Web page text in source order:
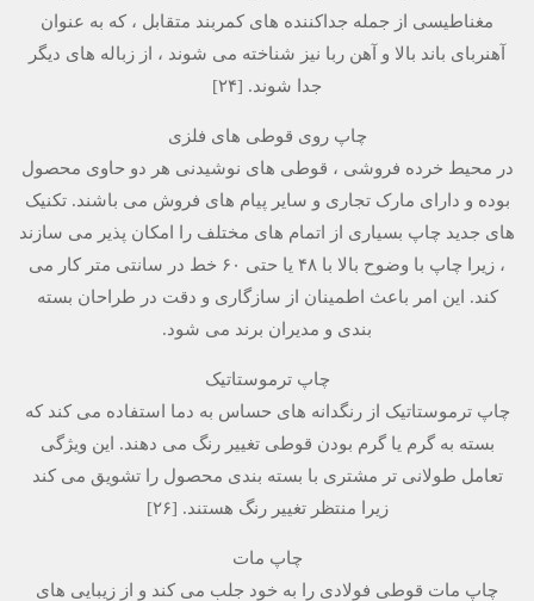
مغناطیسی از جمله جداکننده های کمربند متقابل ، که به عنوان
آهنربای باند بالا و آهن ربا نیز شناخته می شوند ، از زباله های دیگر
جدا شوند. [۲۴]
چاپ روی قوطی های فلزی
در محیط خرده فروشی ، قوطی های نوشیدنی هر دو حاوی محصول
بوده و دارای مارک تجاری و سایر پیام های فروش می باشند. تکنیک
های جدید چاپ بسیاری از اتمام های مختلف را امکان پذیر می سازند
، زیرا چاپ با وضوح بالا با ۴۸ یا حتی ۶۰ خط در سانتی متر کار می
کند. این امر باعث اطمینان از سازگاری و دقت در طراحان بسته
بندی و مدیران برند می شود.
چاپ ترموستاتیک
چاپ ترموستاتیک از رنگدانه های حساس به دما استفاده می کند که
بسته به گرم یا گرم بودن قوطی تغییر رنگ می دهند. این ویژگی
تعامل طولانی تر مشتری با بسته بندی محصول را تشویق می کند
زیرا منتظر تغییر رنگ هستند. [۲۶]
چاپ مات
چاپ مات قوطی فولادی را به خود جلب می کند و از زیبایی های